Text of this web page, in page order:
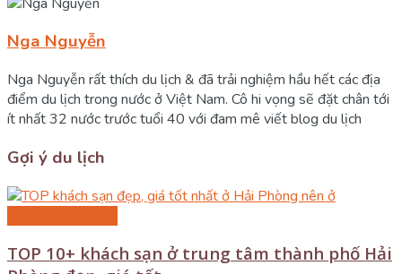
Nga Nguyễn
Nga Nguyễn rất thích du lịch & đã trải nghiệm hầu hết các địa
điểm du lịch trong nước ở Việt Nam. Cô hi vọng sẽ đặt chân tới
ít nhất 32 nước trước tuổi 40 với đam mê viết blog du lịch
Gợi ý du lịch
TOP 10+ khách sạn ở trung tâm thành phố Hải